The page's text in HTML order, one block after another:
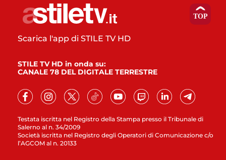
Testata iscritta nel Registro della Stampa presso il Tribunale di
Salerno al n. 34/2009
Società iscritta nel Registro degli Operatori di Comunicazione c/o
l’AGCOM al n. 20133
Scarica l'app di STILE TV HD
STILE TV HD in onda su:
CANALE 78 DEL DIGITALE TERRESTRE